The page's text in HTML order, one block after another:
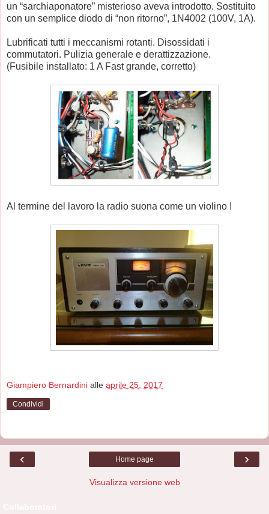
un “sarchiaponatore” misterioso aveva introdotto. Sostituito
con un semplice diodo di “non ritorno”, 1N4002 (100V, 1A).
Lubrificati tutti i meccanismi rotanti. Disossidati i
commutatori. Pulizia generale e derattizzazione.
(Fusibile installato: 1 A Fast grande, corretto)
Al termine del lavoro la radio suona come un violino !
Giampiero Bernardini alle aprile 25, 2017
Condividi
‹ ›
Home page
Visualizza versione web